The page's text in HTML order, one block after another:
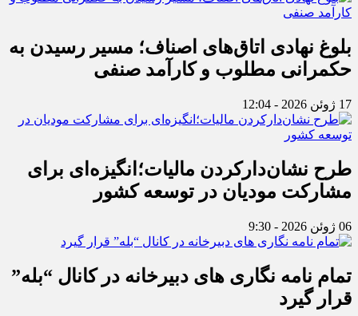
بلوغ نهادی اتاق‌های اصناف؛ مسیر رسیدن به
حکمرانی مطلوب و کارآمد صنفی
17 ژوئن 2026 - 12:04
طرح نشان‌دارکردن مالیات؛انگیزه‌ای برای
مشارکت مودیان در توسعه کشور
06 ژوئن 2026 - 9:30
تمام نامه نگاری های دبیرخانه در کانال “بله”
قرار گیرد